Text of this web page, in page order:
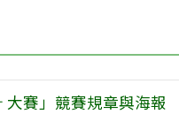
大賽」競賽規章與海報